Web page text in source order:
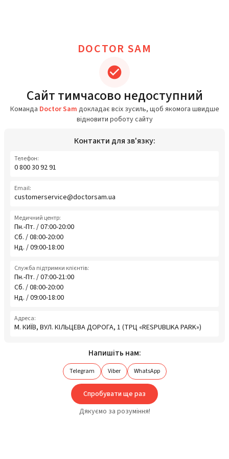
DOCTOR SAM
Сайт тимчасово недоступний
Команда Doctor Sam докладає всіх зусиль, щоб якомога швидше
відновити роботу сайту
Контакти для зв'язку:
Телефон:
0 800 30 92 91
Email:
customerservice@doctorsam.ua
Медичний центр:
Пн.-Пт. / 07:00-20:00
Сб. / 08:00-20:00
Нд. / 09:00-18:00
Служба підтримки клієнтів:
Пн.-Пт. / 07:00-21:00
Сб. / 08:00-20:00
Нд. / 09:00-18:00
Адреса:
М. КИЇВ, ВУЛ. КІЛЬЦЕВА ДОРОГА, 1 (ТРЦ «RESPUBLIKA PARK»)
Напишіть нам:
Telegram Viber WhatsApp
Спробувати ще раз
Дякуємо за розуміння!